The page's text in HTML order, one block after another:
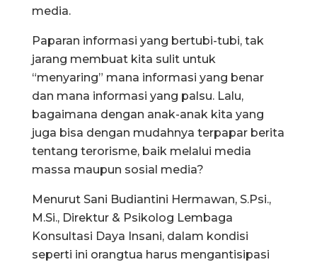
media.
Paparan informasi yang bertubi-tubi, tak
jarang membuat kita sulit untuk
“menyaring” mana informasi yang benar
dan mana informasi yang palsu. Lalu,
bagaimana dengan anak-anak kita yang
juga bisa dengan mudahnya terpapar berita
tentang terorisme, baik melalui media
massa maupun sosial media?
Menurut Sani Budiantini Hermawan, S.Psi.,
M.Si., Direktur & Psikolog Lembaga
Konsultasi Daya Insani, dalam kondisi
seperti ini orangtua harus mengantisipasi